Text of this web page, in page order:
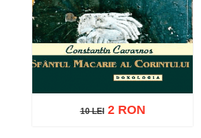
10 LEI2 RON